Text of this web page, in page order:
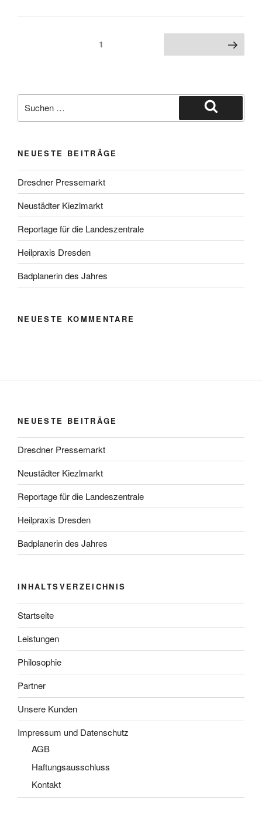
Seitennummerierung
1 Nächste Seite
nach:
Suchen
NEUESTE BEITRÄGE
Dresdner Pressemarkt
Neustädter Kiezlmarkt
Reportage für die Landeszentrale
Heilpraxis Dresden
Badplanerin des Jahres
NEUESTE KOMMENTARE
NEUESTE BEITRÄGE
Dresdner Pressemarkt
Neustädter Kiezlmarkt
Reportage für die Landeszentrale
Heilpraxis Dresden
Badplanerin des Jahres
INHALTSVERZEICHNIS
Startseite
Leistungen
Philosophie
Partner
Unsere Kunden
Impressum und Datenschutz
AGB
Haftungsausschluss
Kontakt